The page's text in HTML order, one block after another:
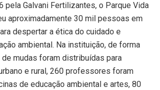
pela Galvani Fertilizantes, o Parque Vida
aproximadamente 30 mil pessoas em
despertar a ética do cuidado e
ambiental. Na instituição, de forma
mudas foram distribuídas para
e rural, 260 professores foram
de educação ambiental e artes, 80